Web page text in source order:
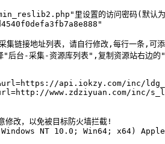
里设置的访问密码(默认
集链接地址列表，请自行修改,每行一条,可
"后台-采集-资源库列表",复制资源站右边
api.iokzy.com/inc/
www.zdziyuan.com/inc/
改，以免被目标防火墙拦截!
NT 10.0; Win64; x64)